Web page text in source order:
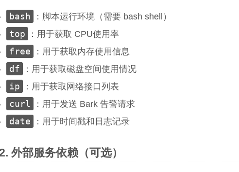
bash ：脚本运行环境（需要 bash shell）
top ：用于获取 CPU使用率
free ：用于获取内存使用信息
df ：用于获取磁盘空间使用情况
ip ：用于获取网络接口列表
curl ：用于发送 Bark 告警请求
date ：用于时间戳和日志记录
外部服务依赖（可选）